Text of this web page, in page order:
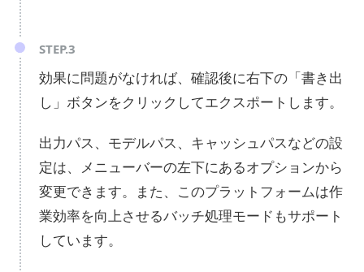
STEP.3
効果に問題がなければ、確認後に右下の「書き出
し」ボタンをクリックしてエクスポートします。
出力パス、モデルパス、キャッシュパスなどの設
定は、メニューバーの左下にあるオプションから
変更できます。また、このプラットフォームは作
業効率を向上させるバッチ処理モードもサポート
しています。